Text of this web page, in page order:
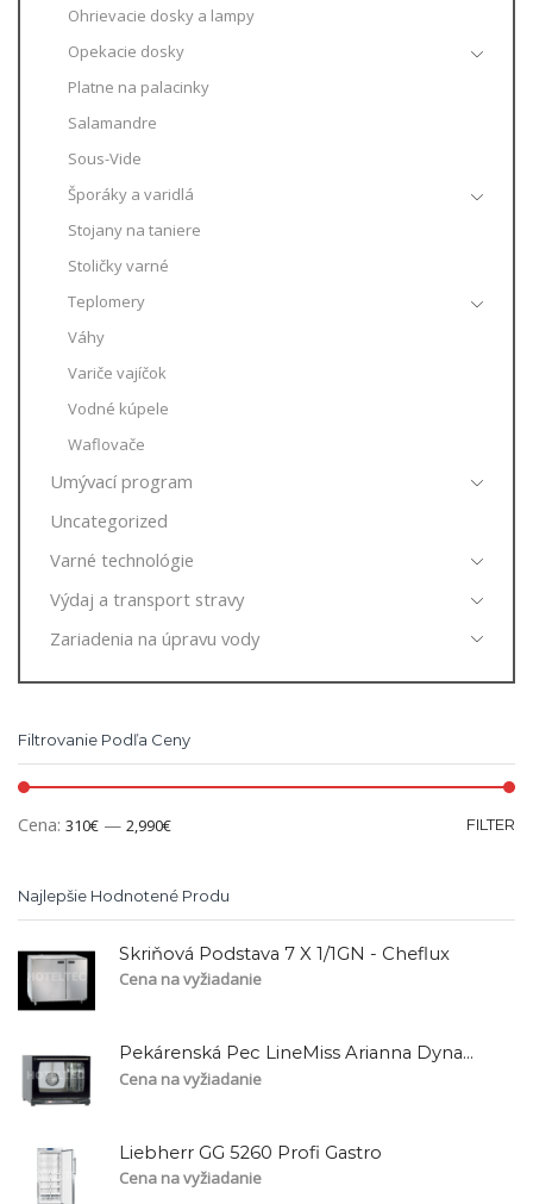
Ohrievacie dosky a lampy
Opekacie dosky
Platne na palacinky
Salamandre
Sous-Vide
Šporáky a varidlá
Stojany na taniere
Stoličky varné
Teplomery
Váhy
Variče vajíčok
Vodné kúpele
Waflovače
Umývací program
Uncategorized
Varné technológie
Výdaj a transport stravy
Zariadenia na úpravu vody
Filtrovanie Podľa Ceny
FILTER
Cena: 310€ — 2,990€
Najlepšie Hodnotené Produ
Skriňová Podstava 7 X 1/1GN - Cheflux
Cena na vyžiadanie
Pekárenská Pec LineMiss Arianna Dynamic Elektro/XFT135
Cena na vyžiadanie
Liebherr GG 5260 Profi Gastro
Cena na vyžiadanie